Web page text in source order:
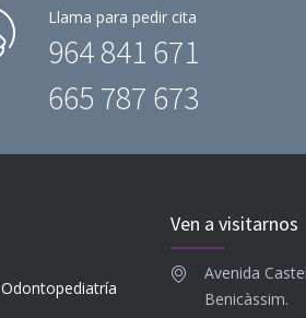
Llama para pedir cita
964 841 671
665 787 673
Odontopediatría
Ven a visitarnos
Avenida
Benicàssim.